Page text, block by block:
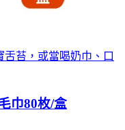
苔，或當喝奶巾、口
巾80枚/盒